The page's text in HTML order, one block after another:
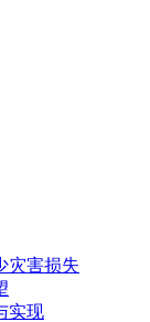
灾害损失
实现